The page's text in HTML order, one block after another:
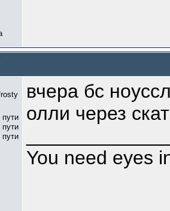
вчера бс
олли через
You need eyes